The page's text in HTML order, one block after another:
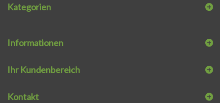
Kategorien
Informationen
Ihr Kundenbereich
Kontakt